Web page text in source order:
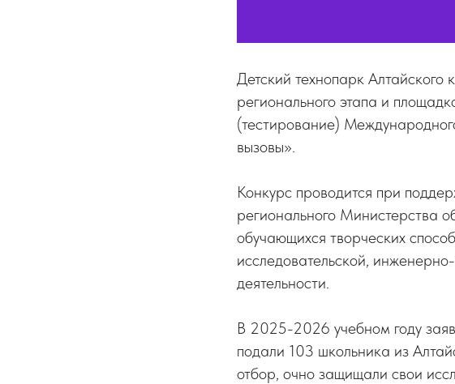
Детский технопарк
регионального этапа и
(тестирование)
вызовы».
Конкурс проводится при
регионального Министерства
обучающихся творческих
исследовательской,
деятельности.
В 2025-2026 учебном году
подали 103 школьника из
отбор, очно защищали свои